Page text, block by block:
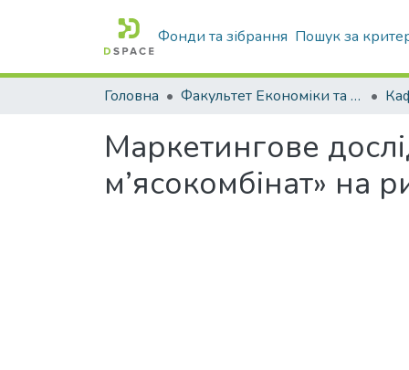
Фонди та зібрання Пошук за
Головна Факультет Економіки та бізнесу
Маркетингове
м’ясокомбінат» на